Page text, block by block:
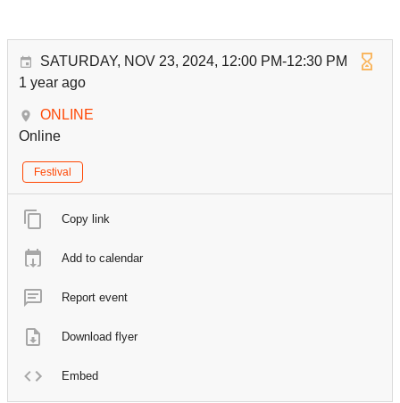
SATURDAY, NOV 23, 2024, 12:00 PM-12:30 PM
1 year ago
ONLINE
Online
Festival
Copy link
Add to calendar
Report event
Download flyer
Embed